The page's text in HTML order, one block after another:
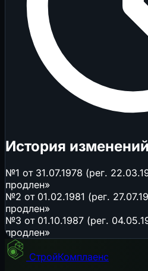
История изменений
№1 от 31.07.1978 (рег.
продлен»
№2 от 01.02.1981 (рег.
продлен»
№3 от 01.10.1987 (рег.
продлен»
СтройКомплаенс